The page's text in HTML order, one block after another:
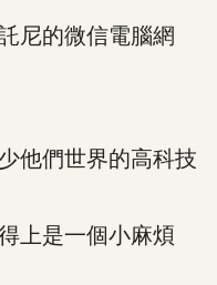
的微信電腦網
們世界的高科技
是一個小麻煩